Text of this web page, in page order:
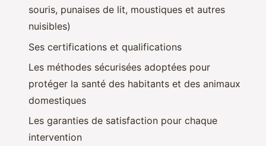
souris, punaises de lit, moustiques et autres
nuisibles)
Ses certifications et qualifications
Les méthodes sécurisées adoptées pour
protéger la santé des habitants et des animaux
domestiques
Les garanties de satisfaction pour chaque
intervention